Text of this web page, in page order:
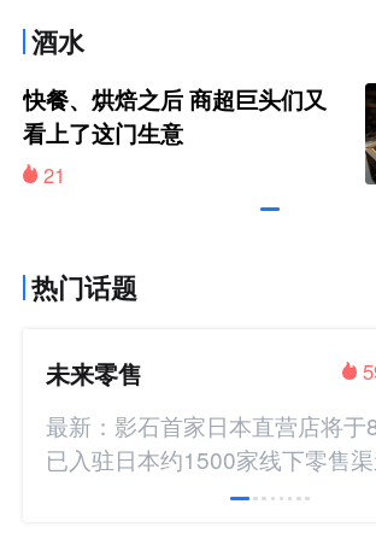
酒水
快餐、烘焙之后 商超巨头们又
看上了这门生意
21
热门话题
未来零售
最新：影石首家日本直营店将于
已入驻日本约1500家线下零售